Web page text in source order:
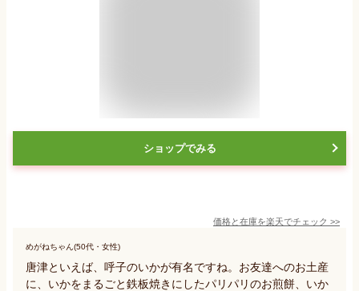
ショップでみる
価格と在庫を楽天でチェック >>
めがねちゃん(50代・女性)
唐津といえば、呼子のいかが有名ですね。お友達へのお土産
に、いかをまるごと鉄板焼きにしたパリパリのお煎餅、いか